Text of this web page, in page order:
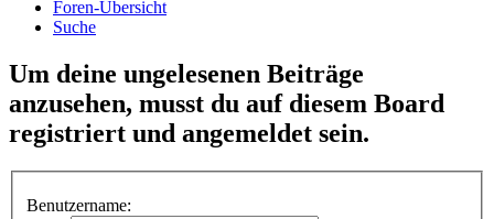
Foren-Übersicht
Suche
Um deine ungelesenen Beiträge
anzusehen, musst du auf diesem Board
registriert und angemeldet sein.
Benutzername: